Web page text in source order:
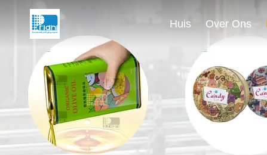
Huis Over Ons